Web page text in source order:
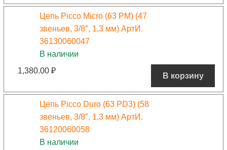
Цепь Picco Micro (63 PM) (47
звеньев, 3/8″, 1,3 мм) АртИ.
36130060047
В наличии
1,380.00 ₽
В корзину
Цепь Picco Duro (63 PD3) (58
звеньев, 3/8″, 1,3 мм) АртИ.
36120060058
В наличии